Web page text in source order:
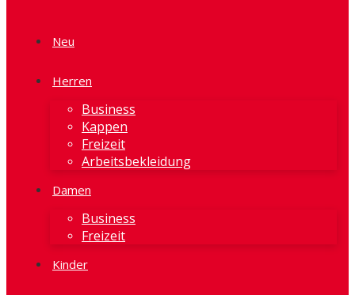
Neu
Herren
Business
Kappen
Freizeit
Arbeitsbekleidung
Damen
Business
Freizeit
Kinder